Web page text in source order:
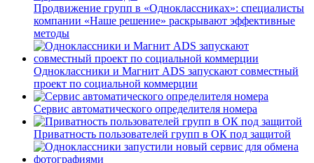
Продвижение групп в «Одноклассниках»: специалисты
компании «Наше решение» раскрывают эффективные
методы
Одноклассники и Магнит ADS запускают совместный
проект по социальной коммерции
Сервис автоматического определителя номера
Приватность пользователей групп в ОК под защитой